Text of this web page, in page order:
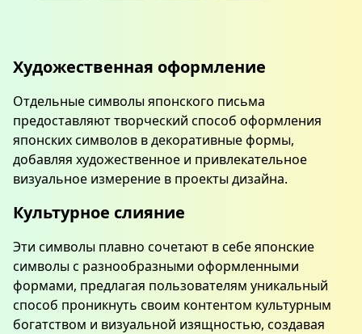
Художественная оформление
Отдельные символы японского письма
предоставляют творческий способ оформления
японских символов в декоративные формы,
добавляя художественное и привлекательное
визуальное измерение в проекты дизайна.
Культурное слияние
Эти символы плавно сочетают в себе японские
символы с разнообразными оформленными
формами, предлагая пользователям уникальный
способ проникнуть своим контентом культурным
богатством и визуальной изящностью, создавая